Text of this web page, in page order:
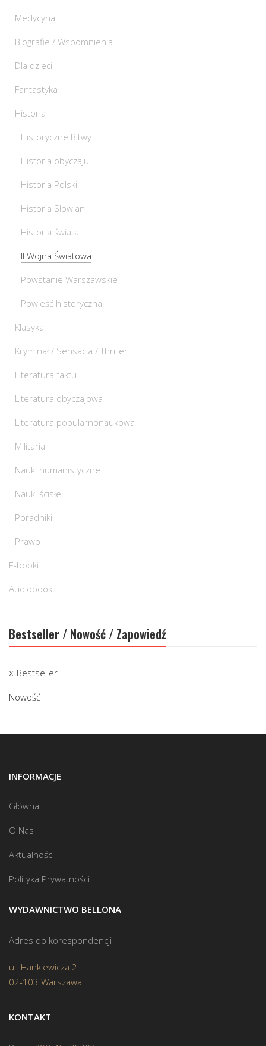
Medycyna
Biografie / Wspomnienia
Dla dzieci
Fantastyka
Historia
Historyczne Bitwy
Historia obyczaju
Historia Polski
Historia Słowian
Historia świata
II Wojna Światowa
Powstanie Warszawskie
Powieść historyczna
Klasyka
Kryminał / Sensacja / Thriller
Literatura faktu
Literatura obyczajowa
Literatura popularnonaukowa
Militaria
Nauki humanistyczne
Nauki ścisłe
Poradniki
Prawo
E-booki
Audiobooki
Bestseller / Nowość / Zapowiedź
Bestseller
Nowość
INFORMACJE
Główna
O Nas
Aktualności
Polityka Prywatności
WYDAWNICTWO BELLONA
Adres do korespondencji
ul. Hankiewicza 2
02-103 Warszawa
KONTAKT